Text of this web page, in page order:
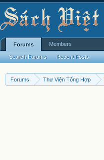
Forums Thư Viện Tổng Hợp
Forums
Search Forums Recent Posts
Members